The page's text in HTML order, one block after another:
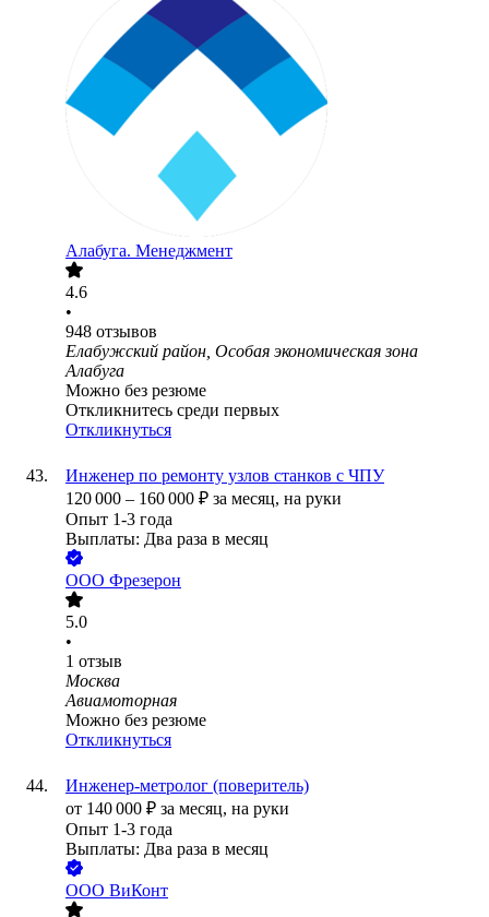
Алабуга. Менеджмент
4.6
•
948 отзывов
Елабужский район, Особая экономическая зона
Алабуга
Можно без резюме
Откликнитесь среди первых
Откликнуться
Инженер по ремонту узлов станков с ЧПУ
120 000 – 160 000 ₽ за месяц, на руки
Опыт 1-3 года
Выплаты: Два раза в месяц
ООО Фрезерон
5.0
•
1 отзыв
Москва
Авиамоторная
Можно без резюме
Откликнуться
Инженер-метролог (поверитель)
от 140 000 ₽ за месяц, на руки
Опыт 1-3 года
Выплаты: Два раза в месяц
ООО ВиКонт